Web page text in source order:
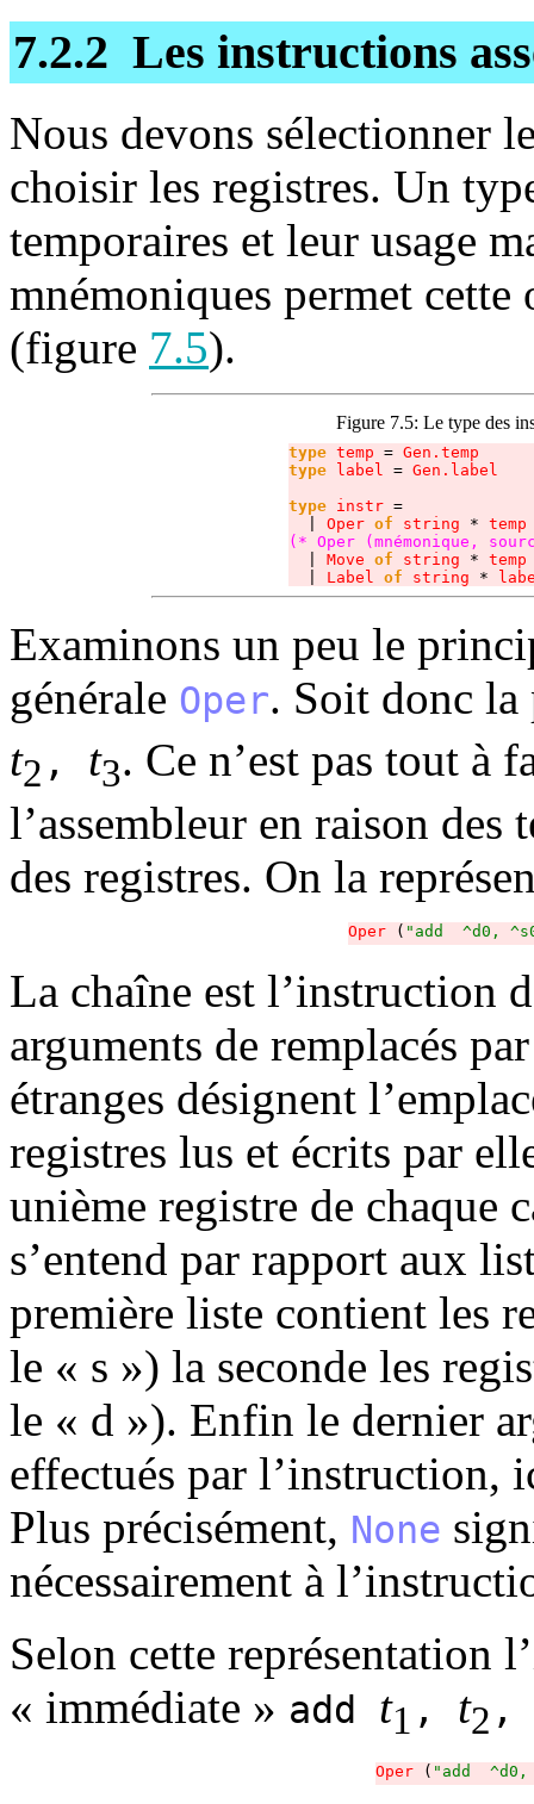
7.2.2 Les instructions
Nous devons sélectionner
choisir les registres. Un
temporaires et leur usage
mnémoniques permet
(figure 7.5).
Figure 7.5: Le type des
type temp =
type label = Gen.label
type instr =
Oper of string *
(* Oper (mnémonique,
Move of string * temp
Label of string *
Examinons un peu le
générale Oper. Soit donc
t2 , t3. Ce n’est pas tout à
l’assembleur en raison
des registres. On la
Oper ( "add  ^d0,
La chaîne est l’instruction
arguments de remplacés
étranges désignent
registres lus et écrits par
unième registre de chaque
s’entend par rapport aux
première liste contient les
le « s ») la seconde les
le « d »). Enfin le dernier
effectués par l’instruction,
Plus précisément, None
nécessairement à
Selon cette représentation
« immédiate » add t1 , t2 ,
Oper ( "add